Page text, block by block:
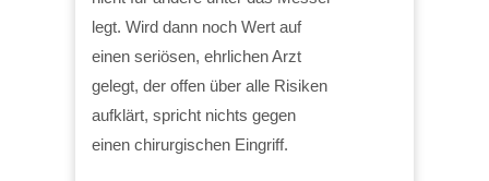
legt. Wird dann noch Wert auf
einen seriösen, ehrlichen Arzt
gelegt, der offen über alle Risiken
aufklärt, spricht nichts gegen
einen chirurgischen Eingriff.